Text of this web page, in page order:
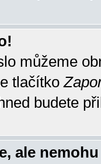
můžeme
tlačítko
budete
ale